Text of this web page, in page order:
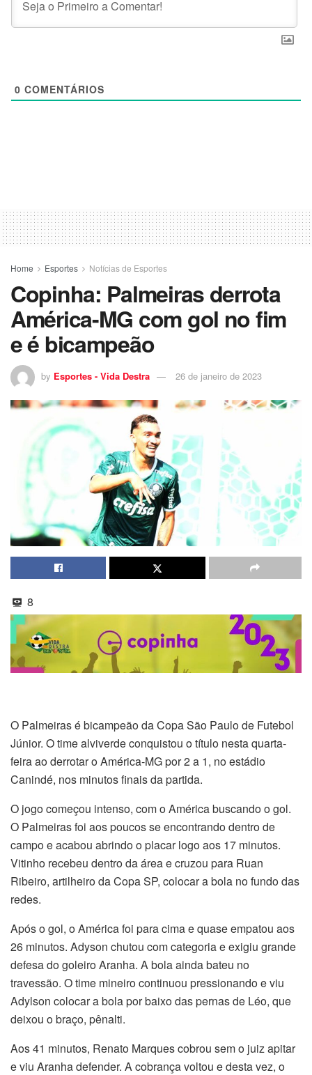
0 COMENTÁRIOS
Home Esportes Notícias de Esportes
Copinha: Palmeiras derrota
América-MG com gol no fim
e é bicampeão
by Esportes - Vida Destra 26 de janeiro de 2023
8
O Palmeiras é bicampeão da Copa São Paulo de Futebol
Júnior. O time alviverde conquistou o título nesta quarta-
feira ao derrotar o América-MG por 2 a 1, no estádio
Canindé, nos minutos finais da partida.
O jogo começou intenso, com o América buscando o gol.
O Palmeiras foi aos poucos se encontrando dentro de
campo e acabou abrindo o placar logo aos 17 minutos.
Vitinho recebeu dentro da área e cruzou para Ruan
Ribeiro, artilheiro da Copa SP, colocar a bola no fundo das
redes.
Após o gol, o América foi para cima e quase empatou aos
26 minutos. Adyson chutou com categoria e exigiu grande
defesa do goleiro Aranha. A bola ainda bateu no
travessão. O time mineiro continuou pressionando e viu
Adylson colocar a bola por baixo das pernas de Léo, que
deixou o braço, pênalti.
Aos 41 minutos, Renato Marques cobrou sem o juiz apitar
e viu Aranha defender. A cobrança voltou e desta vez, o